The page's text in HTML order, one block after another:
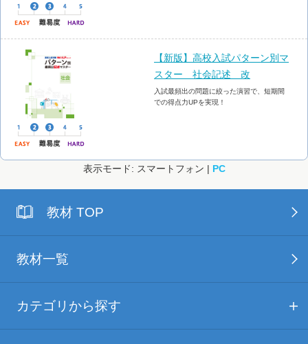
【新版】高校入試パターン別マ
スター 社会記述 改
入試最頻出の問題に絞った演習で、短期間
での得点力UPを実現！
表示モード: スマートフォン | PC
教材 TOP
教材一覧
カテゴリから探す